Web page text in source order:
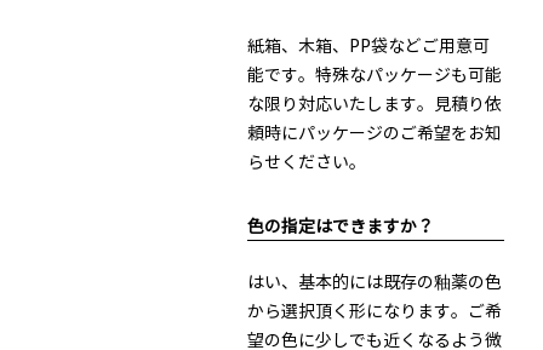
紙箱、木箱、PP袋などご用意可
能です。特殊なパッケージも可能
な限り対応いたします。見積り依
頼時にパッケージのご希望をお知
らせください。
色の指定はできますか？
はい、基本的には既存の釉薬の色
から選択頂く形になります。ご希
望の色に少しでも近くなるよう微